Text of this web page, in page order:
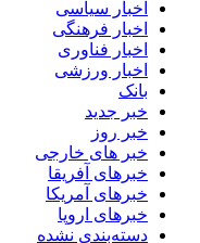
اخبار سیاسی
اخبار فرهنگی
اخبار فناوری
اخبار ورزشی
بانک
خبر جدید
خبر روز
خبر های خارجی
خبرهای آفریقا
خبرهای آمریکا
خبرهای اروپا
دسته‌بندی نشده